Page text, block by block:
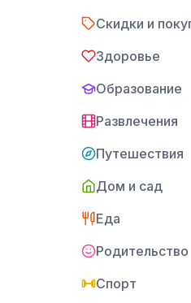
Скидки и
Здоровье
Образование
Развлечения
Путешествия
Дом и сад
Еда
Родительство
Спорт